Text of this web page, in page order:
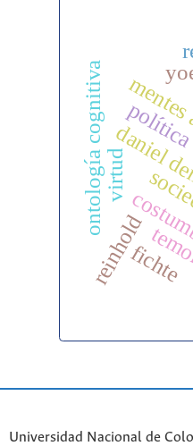
daniel
ontología cognitiva
reinholdfichte
virtud
Universidad Nacional de